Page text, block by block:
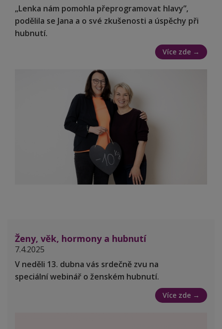
„Lenka nám pomohla přeprogramovat hlavy”,
podělila se Jana a o své zkušenosti a úspěchy při
hubnutí.
Více zde →
Ženy, věk, hormony a hubnutí
7.4.2025
V neděli 13. dubna vás srdečně zvu na
speciální webinář o ženském hubnutí.
Více zde →